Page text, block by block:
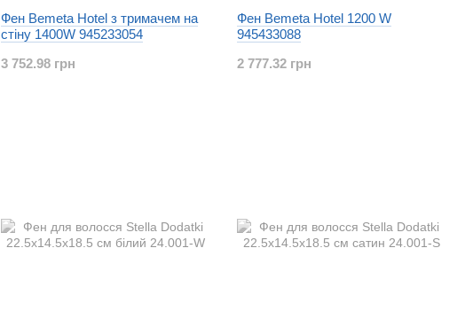
Фен Bemeta Hotel з тримачем на
стіну 1400W 945233054
3 752.98 грн
Фен Bemeta Hotel 1200 W
945433088
2 777.32 грн